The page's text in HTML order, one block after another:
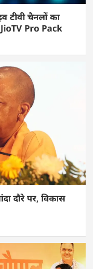
टीवी चैनलों का
JioTV Pro Pack
दौरे पर, विकास